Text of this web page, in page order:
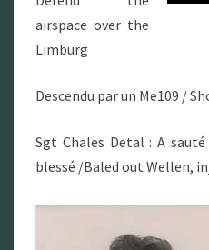
airspace over the
Limburg
Descendu par un Me109 /
Sgt Chales Detal : A
blessé /Baled out Wellen,